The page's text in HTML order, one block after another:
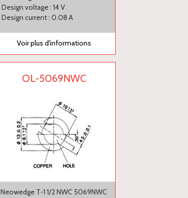
Design voltage : 14 V
Design current : 0.08 A
Voir plus d'informations
OL-5069NWC
Neowedge T-1 1/2 NWC 5069NWC